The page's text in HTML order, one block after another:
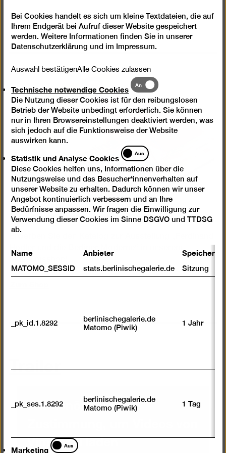
#FerdinandHodlerBG
Katalog zur Ausstellung
Museumsshop!
Trailer
Wir benötigen Ihre
Vimeo zu laden
Bei Cookies handelt es sich um kleine Textdateien, die auf
Ihrem Endgerät bei Aufruf dieser Website gespeichert
werden. Weitere Informationen finden Sie in unserer
Datenschutzerklärung und im Impressum.
Auswahl bestätigenAlle Cookies zulassen
Technische notwendige Cookies
Technische
notwendige
Cookies
An
Die Nutzung dieser Cookies ist für den reibungslosen
Betrieb der Website unbedingt erforderlich. Sie können
nur in Ihren Browsereinstellungen deaktiviert werden, was
sich jedoch auf die Funktionsweise der Website
auswirken kann.
Statistik und Analyse Cookies
Statistik
und
Analyse
Cookies
Aus
Diese Cookies helfen uns, Informationen über die
Nutzungsweise und das Besucher*innenverhalten auf
unserer Website zu erhalten. Dadurch können wir unser
Angebot kontinuierlich verbessern und an Ihre
Bedürfnisse anpassen. Wir fragen die Einwilligung zur
Verwendung dieser Cookies im Sinne DSGVO und TTDSG
ab.
Name Anbieter
MATOMO_SESSID stats.berlinischegalerie.de Sitzung
_pk_id.1.8292
berlinischegalerie.de
Matomo (Piwik)
1 Jahr
_pk_ses.1.8292
berlinischegalerie.de
Matomo (Piwik)
1 Tag
Marketing
Marketing
Aus